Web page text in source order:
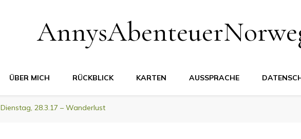
ÜBER MICH RÜCKBLICK KARTEN AUSSPRACHE
Dienstag, 28.3.17 – Wanderlust